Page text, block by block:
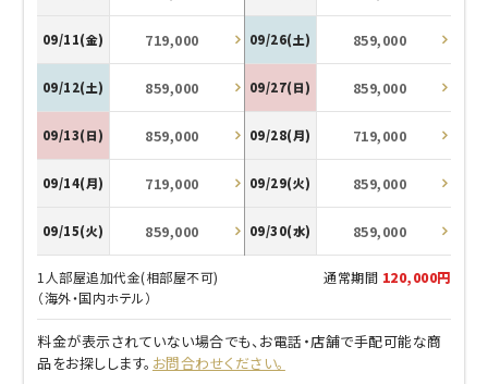
09/11(金) 719,000
09/12(土) 859,000
09/13(日) 859,000
09/14(月) 719,000
09/15(火) 859,000
09/26(土) 859,000
09/27(日) 859,000
09/28(月) 719,000
09/29(火) 859,000
09/30(水) 859,000
1人部屋追加代金(相部屋不可)
（海外・国内ホテル）
通常期間 120,000円
料金が表示されていない場合でも、お電話・店舗で手配可能な商
品をお探しします。 お問合わせください。